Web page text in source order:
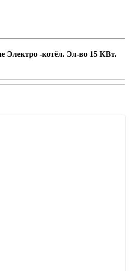
Электро -котёл. Эл-во 15 КВт.